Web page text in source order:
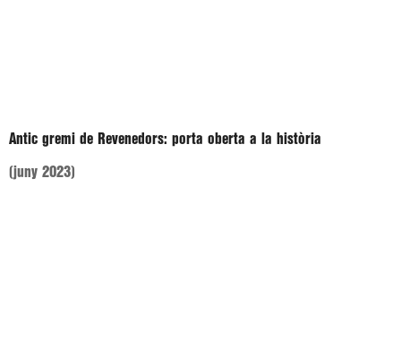
Antic gremi de Revenedors: porta oberta a la història
(juny 2023)